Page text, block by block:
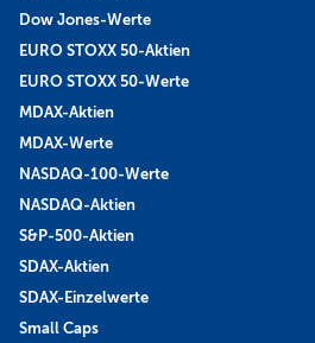
Dow Jones-Werte
EURO STOXX 50-Aktien
EURO STOXX 50-Werte
MDAX-Aktien
MDAX-Werte
NASDAQ-100-Werte
NASDAQ-Aktien
S&P-500-Aktien
SDAX-Aktien
SDAX-Einzelwerte
Small Caps